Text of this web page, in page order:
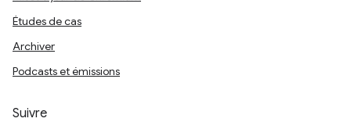
Études de cas
Archiver
Podcasts et émissions
Suivre